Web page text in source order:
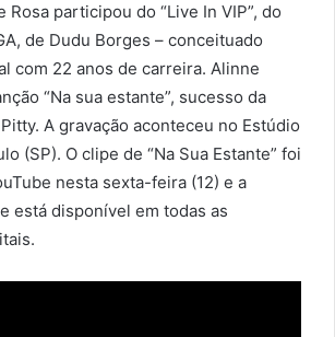
Rosa participou do “Live In VIP”, do
de Dudu Borges – conceituado
com 22 anos de carreira. Alinne
“Na sua estante”, sucesso da
A gravação aconteceu no Estúdio
(SP). O clipe de “Na Sua Estante” foi
nesta sexta-feira (12) e a
está disponível em todas as